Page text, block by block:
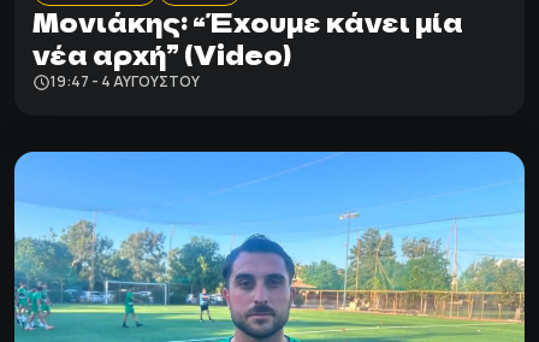
Μονιάκης: “Έχουμε κάνει μία
νέα αρχή” (Video)
19:47 - 4 ΑΥΓΟΎΣΤΟΥ